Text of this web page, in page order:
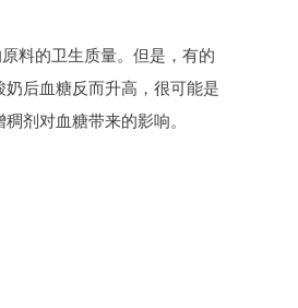
料的卫生质量。但是，有的
后血糖反而升高，很可能是
剂对血糖带来的影响。